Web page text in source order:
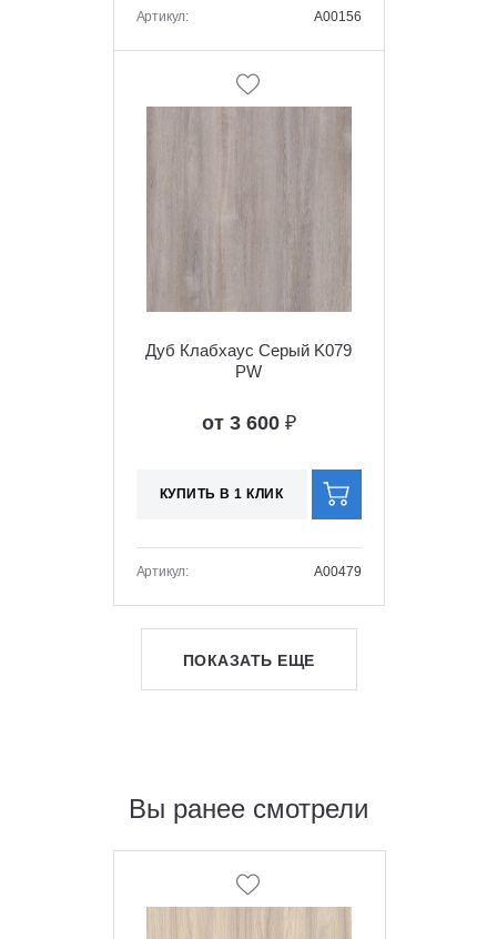
Артикул: A00156
Дуб Клабхаус Серый K079
PW
от 3 600 ₽
КУПИТЬ В 1 КЛИК
Артикул: A00479
ПОКАЗАТЬ ЕЩЕ
Вы ранее смотрели